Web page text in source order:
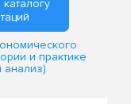
и практике
анализ)